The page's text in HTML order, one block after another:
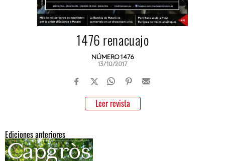
1476 renacuajo
NÚMERO 1476
13/10/2017
Leer revista
Ediciones anteriores